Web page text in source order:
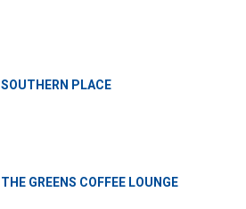
SOUTHERN PLACE
THE GREENS COFFEE LOUNGE